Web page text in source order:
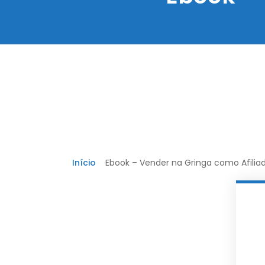
Início Ebook – Vender na Gringa como